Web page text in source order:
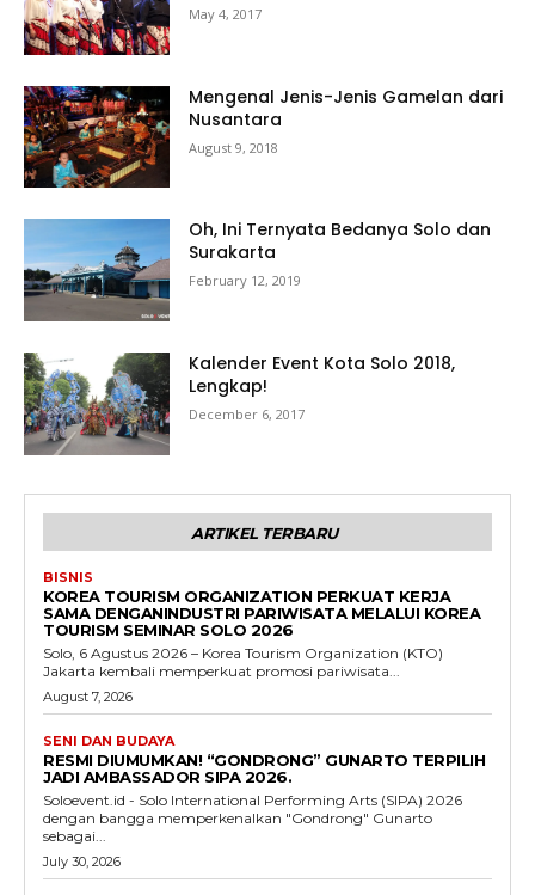
May 4, 2017
Mengenal Jenis-Jenis Gamelan dari
Nusantara
August 9, 2018
Oh, Ini Ternyata Bedanya Solo dan
Surakarta
February 12, 2019
Kalender Event Kota Solo 2018,
Lengkap!
December 6, 2017
ARTIKEL TERBARU
BISNIS
KOREA TOURISM ORGANIZATION PERKUAT KERJA
SAMA DENGANINDUSTRI PARIWISATA MELALUI KOREA
TOURISM SEMINAR SOLO 2026
Solo, 6 Agustus 2026 – Korea Tourism Organization (KTO)
Jakarta kembali memperkuat promosi pariwisata...
August 7, 2026
SENI DAN BUDAYA
RESMI DIUMUMKAN! “GONDRONG” GUNARTO TERPILIH
JADI AMBASSADOR SIPA 2026.
Soloevent.id - Solo International Performing Arts (SIPA) 2026
dengan bangga memperkenalkan "Gondrong" Gunarto
sebagai...
July 30, 2026